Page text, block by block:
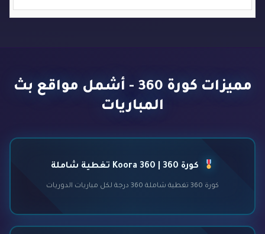
مميزات كورة 360 - أشمل مواقع بث
المباريات
كورة 360 | Koora 360 تغطية شاملة
كورة 360 تغطية شاملة 360 درجة لكل مباريات الدوريات